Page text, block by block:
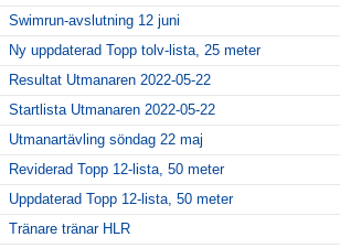
Swimrun-avslutning 12 juni
Ny uppdaterad Topp tolv-lista, 25 meter
Resultat Utmanaren 2022-05-22
Startlista Utmanaren 2022-05-22
Utmanartävling söndag 22 maj
Reviderad Topp 12-lista, 50 meter
Uppdaterad Topp 12-lista, 50 meter
Tränare tränar HLR